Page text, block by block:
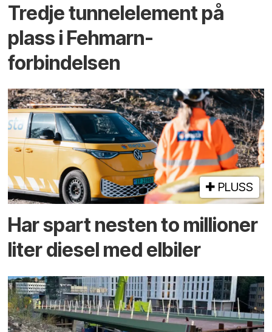
Tredje tunnel­element på
plass i Fehmarn-
forbindelsen
PLUSS
Har spart nesten to millioner
liter diesel med elbiler